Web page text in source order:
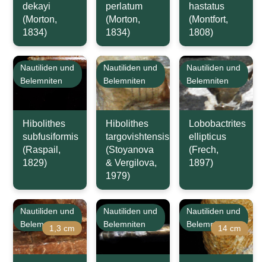
dekayi
(Morton,
1834)
perlatum
(Morton,
1834)
hastatus
(Montfort,
1808)
Nautiliden und
Belemniten
Hibolithes
subfusiformis
(Raspail,
1829)
Nautiliden und
Belemniten
Hibolithes
targovishtensis
(Stoyanova
& Vergilova,
1979)
Nautiliden und
Belemniten
Lobobactrites
ellipticus
(Frech,
1897)
Nautiliden und
Belemniten1,3 cm
Nautiliden und
Belemniten
Nautiliden und
Belemniten14 cm